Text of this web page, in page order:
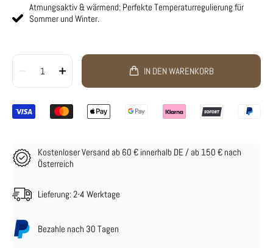
Atmungsaktiv & wärmend: Perfekte Temperaturregulierung für
Sommer und Winter.
1 IN DEN WARENKORB
Kostenloser Versand ab 60 € innerhalb DE / ab 150 € nach
Österreich
Lieferung: 2-4 Werktage
Bezahle nach 30 Tagen